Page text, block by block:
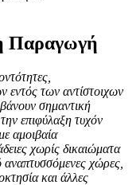
Παραγωγή
εντός των αντίστοιχων
σημαντική
επιφύλαξη τυχόν
αμοιβαία
χωρίς δικαιώματα
χώρες,
και άλλες